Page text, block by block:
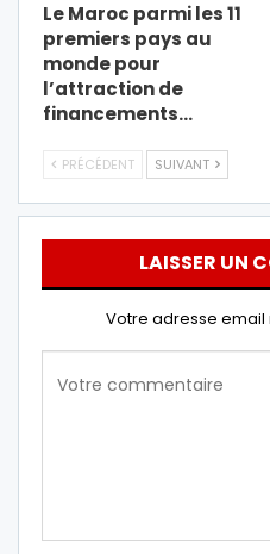
Le Maroc parmi les 11
premiers pays au
monde pour
l’attraction de
financements…
PRÉCÉDENT SUIVANT
LAISSER UN
Votre adresse